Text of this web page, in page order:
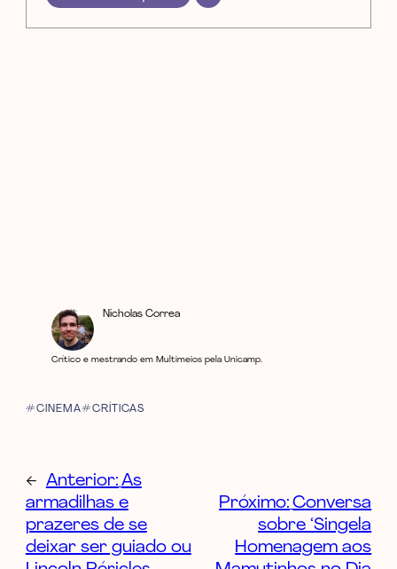
Nicholas Correa
Crítico e mestrando em Multimeios pela Unicamp.
CINEMA CRÍTICAS
← Anterior: As
armadilhas e
prazeres de se
deixar ser guiado ou
Próximo: Conversa
sobre ‘Singela
Homenagem aos